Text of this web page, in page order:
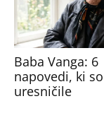
Baba Vanga: 6
napovedi, ki
uresničile